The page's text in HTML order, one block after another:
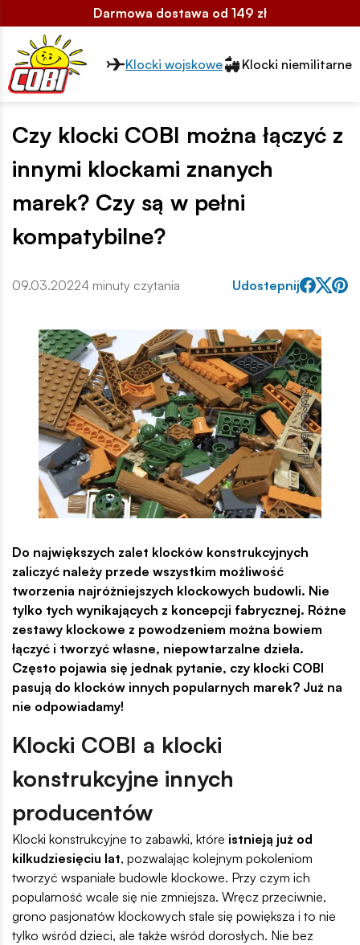
Darmowa dostawa od 149 zł
Przełącznik segmentów2
Klocki wojskowe Klocki niemilitarne
Czy klocki COBI można łączyć z
innymi klockami znanych
marek? Czy są w pełni
kompatybilne?
09.03.20224 minuty czytania Udostepnij
Do największych zalet klocków konstrukcyjnych
zaliczyć należy przede wszystkim możliwość
tworzenia najróżniejszych klockowych budowli. Nie
tylko tych wynikających z koncepcji fabrycznej. Różne
zestawy klockowe z powodzeniem można bowiem
łączyć i tworzyć własne, niepowtarzalne dzieła.
Często pojawia się jednak pytanie, czy klocki COBI
pasują do klocków innych popularnych marek? Już na
nie odpowiadamy!
Klocki COBI a klocki
konstrukcyjne innych
producentów
Klocki konstrukcyjne to zabawki, które istnieją już od
kilkudziesięciu lat, pozwalając kolejnym pokoleniom
tworzyć wspaniałe budowle klockowe. Przy czym ich
popularność wcale się nie zmniejsza. Wręcz przeciwnie,
grono pasjonatów klockowych stale się powiększa i to nie
tylko wśród dzieci, ale także wśród dorosłych. Nie bez